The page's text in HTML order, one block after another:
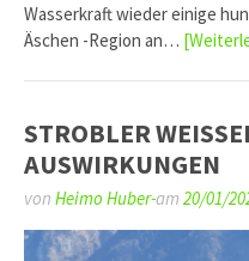
Wasserkraft wieder einige
Äschen -Region an…
STROBLER
AUSWIRKUNGEN
von Heimo Huber-am 20/01/